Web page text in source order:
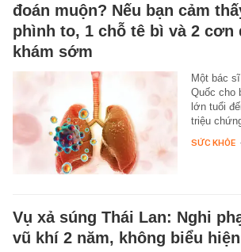
đoán muộn? Nếu bạn cảm
phình to, 1 chỗ tê bì và 2 cơn
khám sớm
Một bác
Quốc cho
lớn tuổi
triệu
SỨC KHỎE
Vụ xả súng Thái Lan: Nghi
vũ khí 2 năm, không biểu